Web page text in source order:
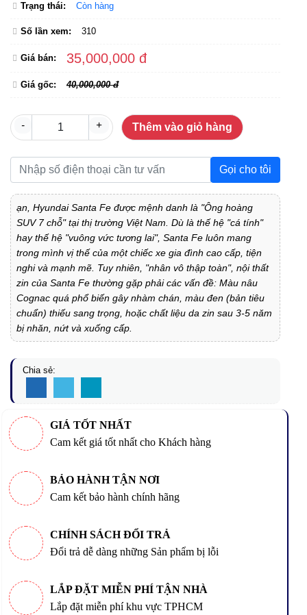
Trạng thái: Còn hàng
Số lần xem: 310
Giá bán: 35,000,000 đ
Giá gốc: 40,000,000 đ
- + Thêm vào giỏ hàng
Gọi cho tôi
ạn, Hyundai Santa Fe được mệnh danh là "Ông hoàng
SUV 7 chỗ" tại thị trường Việt Nam. Dù là thế hệ "cá tính"
hay thế hệ "vuông vức tương lai", Santa Fe luôn mang
trong mình vị thế của một chiếc xe gia đình cao cấp, tiện
nghi và mạnh mẽ. Tuy nhiên, "nhân vô thập toàn", nội thất
zin của Santa Fe thường gặp phải các vấn đề: Màu nâu
Cognac quá phổ biến gây nhàm chán, màu đen (bản tiêu
chuẩn) thiếu sang trọng, hoặc chất liệu da zin sau 3-5 năm
bị nhăn, nứt và xuống cấp.
Chia sẻ:
GIÁ TỐT NHẤT
Cam kết giá tốt nhất cho Khách hàng
BẢO HÀNH TẬN NƠI
Cam kết bảo hành chính hãng
CHÍNH SÁCH ĐỔI TRẢ
Đổi trả dễ dàng những Sản phẩm bị lỗi
LẮP ĐẶT MIỄN PHÍ TẬN NHÀ
Lắp đặt miễn phí khu vực TPHCM